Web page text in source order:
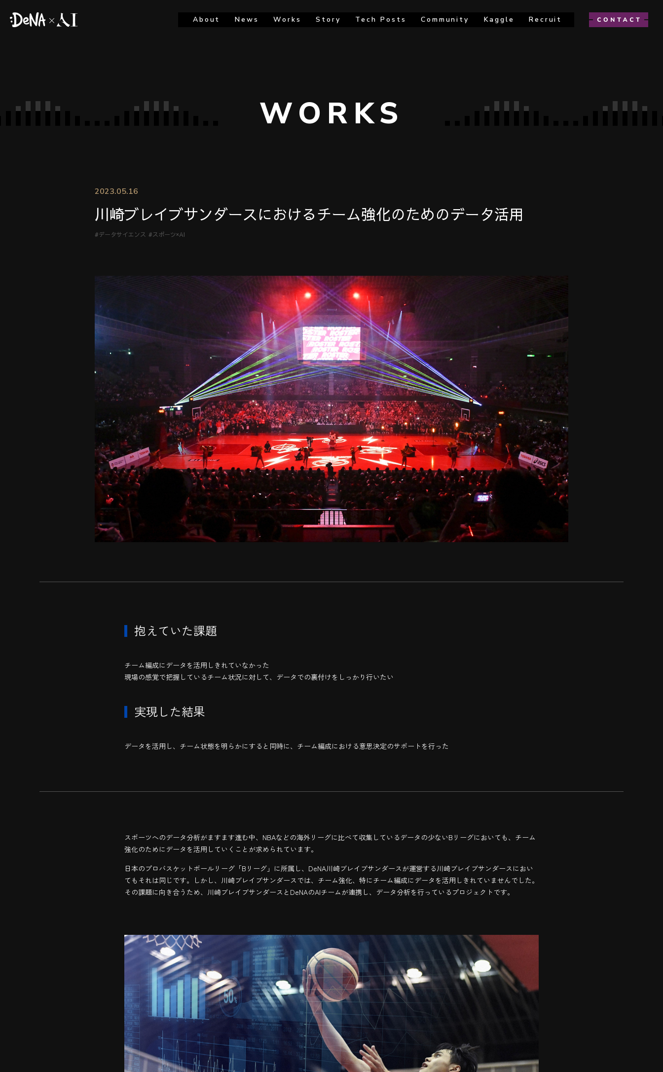
About News Works Story Tech Posts Community Kaggle Recruit
WORKS
2023.05.16
川崎ブレイブサンダースにおけるチーム強化のためのデータ活用
#データサイエンス #スポーツ×AI
抱えていた課題
チーム編成にデータを活用しきれていなかった
現場の感覚で把握しているチーム状況に対して、データでの裏付けをしっかり行いたい
実現した結果
データを活用し、チーム状態を明らかにすると同時に、チーム編成における意思決定のサポートを行った
スポーツへのデータ分析がますます進む中、NBAなどの海外リーグに比べて収集しているデータの少ないBリーグにおいても、チーム
強化のためにデータを活用していくことが求められています。
日本のプロバスケットボールリーグ「Bリーグ」に所属し、DeNA川崎ブレイブサンダースが運営する川崎ブレイブサンダースにおい
てもそれは同じです。しかし、川崎ブレイブサンダースでは、チーム強化、特にチーム編成にデータを活用しきれていませんでした。
その課題に向き合うため、川崎ブレイブサンダースとDeNAのAIチームが連携し、データ分析を行っているプロジェクトです。